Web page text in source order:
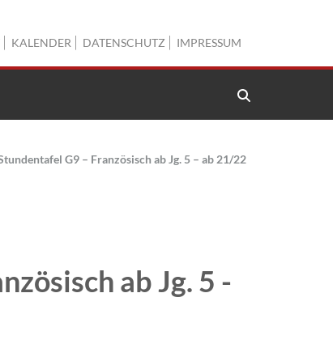
KALENDER DATENSCHUTZ IMPRESSUM
G9 – Französisch ab Jg. 5 – ab 21/22
ab Jg. 5 -